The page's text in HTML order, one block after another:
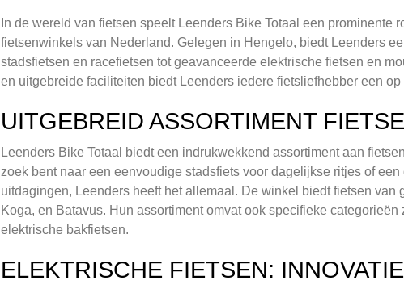
In de wereld van fietsen speelt Leenders Bike Totaal een prominente
fietsenwinkels van Nederland. Gelegen in Hengelo, biedt Leenders
stadsfietsen en racefietsen tot geavanceerde elektrische fietsen en
en uitgebreide faciliteiten biedt Leenders iedere fietsliefhebber een
UITGEBREID ASSORTIMENT
Leenders Bike Totaal biedt een indrukwekkend assortiment aan
zoek bent naar een eenvoudige stadsfiets voor dagelijkse ritjes of
uitdagingen, Leenders heeft het allemaal. De winkel biedt fietsen van
Koga, en Batavus. Hun assortiment omvat ook specifieke
elektrische bakfietsen.
ELEKTRISCHE FIETSEN: